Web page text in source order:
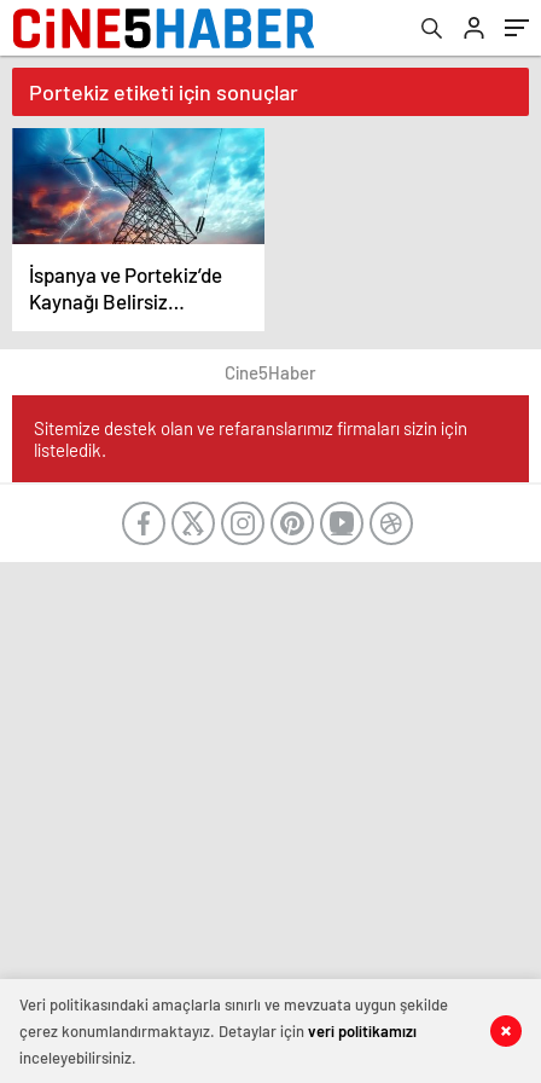
Portekiz etiketi için sonuçlar
İspanya ve Portekiz’de
Kaynağı Belirsiz
Elektrik Kesintisi
Büyük Kaos Yarattı
Cine5Haber
Sitemize destek olan ve refaranslarımız firmaları sizin için
listeledik.
Veri politikasındaki amaçlarla sınırlı ve mevzuata uygun şekilde
çerez konumlandırmaktayız. Detaylar içinveri politikamızı
inceleyebilirsiniz.